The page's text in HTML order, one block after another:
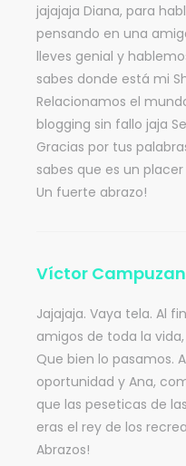
jajajaja Diana, para
pensando en una
lleves genial y
sabes donde está mi
Relacionamos el
blogging sin fallo jaja
Gracias por tus
sabes que es un
Un fuerte abrazo!
Víctor
Jajajaja. Vaya tela. Al
amigos de toda la
Que bien lo pasamos.
oportunidad y Ana,
que las peseticas de
eras el rey de los
Abrazos!